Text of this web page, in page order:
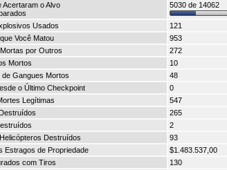
Acertaram o Alvo
5030 de 14062
Usados
121
Você Matou
953
por Outros
272
Mortos
10
de Gangues Mortos
48
o Último Checkpoint
0
Legítimas
547
265
2
Destruídos
93
Estragos de Propriedade
$1.483.537,00
com Tiros
130